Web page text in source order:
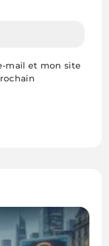
mail et mon site